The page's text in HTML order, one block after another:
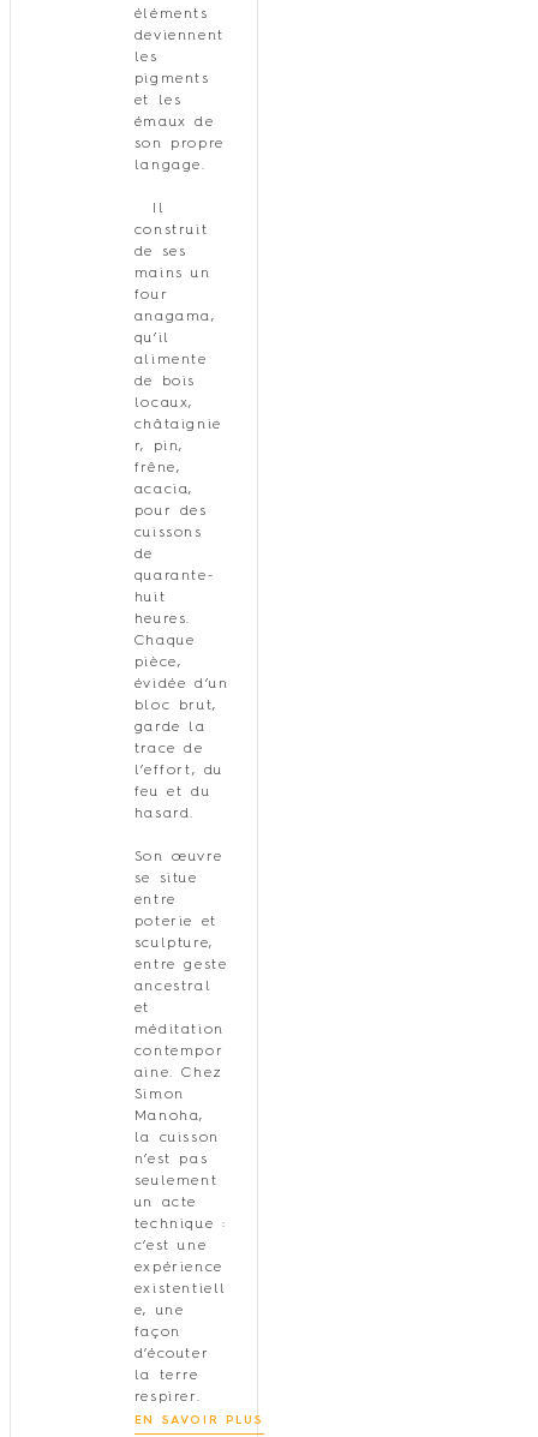
éléments
deviennent
les
pigments
et les
émaux de
son propre
langage.
Il
construit
de ses
mains un
four
anagama,
qu’il
alimente
de bois
locaux,
châtaignie
r, pin,
frêne,
acacia,
pour des
cuissons
de
quarante-
huit
heures.
Chaque
pièce,
évidée d’un
bloc brut,
garde la
trace de
l’effort, du
feu et du
hasard.
Son œuvre
se situe
entre
poterie et
sculpture,
entre geste
ancestral
et
méditation
contempor
aine. Chez
Simon
Manoha,
la cuisson
n’est pas
seulement
un acte
technique :
c’est une
expérience
existentiell
e, une
façon
d’écouter
la terre
respirer.
EN SAVOIR PLUS